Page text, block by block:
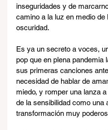
inseguridades y de
camino a la luz en medio de
oscuridad.
Es ya un secreto a voces,
pop que en plena pandemia
sus primeras canciones
necesidad de hablar de
miedo, y romper una lanza
de la sensibilidad como una
transformación muy